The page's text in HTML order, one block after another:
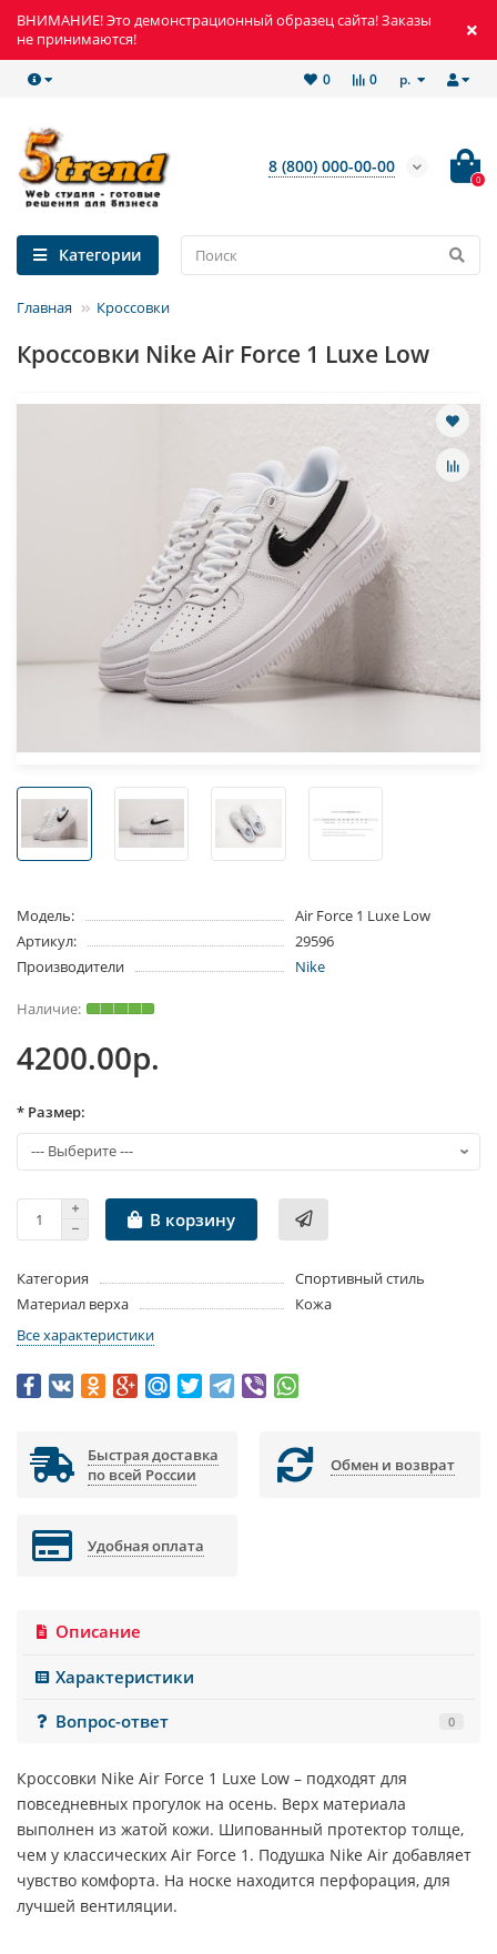
ВНИМАНИЕ! Это демонстрационный образец сайта! Заказы
не принимаются!
р.
0
0
8 (800) 000-00-00
0
Категории
Главная Кроссовки
Кроссовки Nike Air Force 1 Luxe Low
Модель:
Air Force 1 Luxe Low
Артикул:
29596
Производители
Nike
4200.00р.
* Размер:
В корзину
Категория
Спортивный стиль
Материал верха
Кожа
Все характеристики
Быстрая доставка
по всей России
Обмен и возврат
Удобная оплата
Описание
Характеристики
Вопрос-ответ
0
Кроссовки Nike Air Force 1 Luxe Low – подходят для
повседневных прогулок на осень. Верх материала
выполнен из жатой кожи. Шипованный протектор толще,
чем у классических Air Force 1. Подушка Nike Air добавляет
чувство комфорта. На носке находится перфорация, для
лучшей вентиляции.